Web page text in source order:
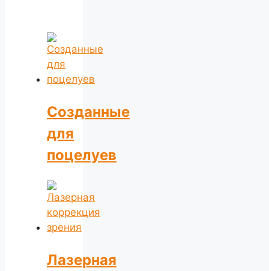
Созданные
для
поцелуев
Лазерная